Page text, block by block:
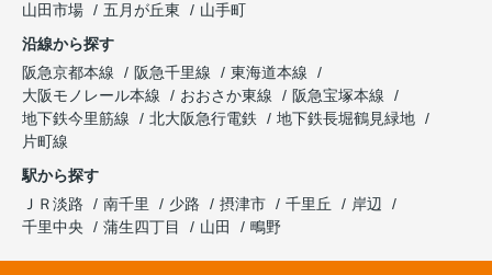
山田市場
五月が丘東
山手町
沿線から探す
阪急京都本線
阪急千里線
東海道本線
大阪モノレール本線
おおさか東線
阪急宝塚本線
地下鉄今里筋線
北大阪急行電鉄
地下鉄長堀鶴見緑地
片町線
駅から探す
ＪＲ淡路
南千里 少路 摂津市 千里丘
岸辺
千里中央
蒲生四丁目 山田 鴫野